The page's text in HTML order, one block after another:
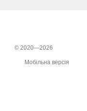
© 2020—2026
Мобільна версія